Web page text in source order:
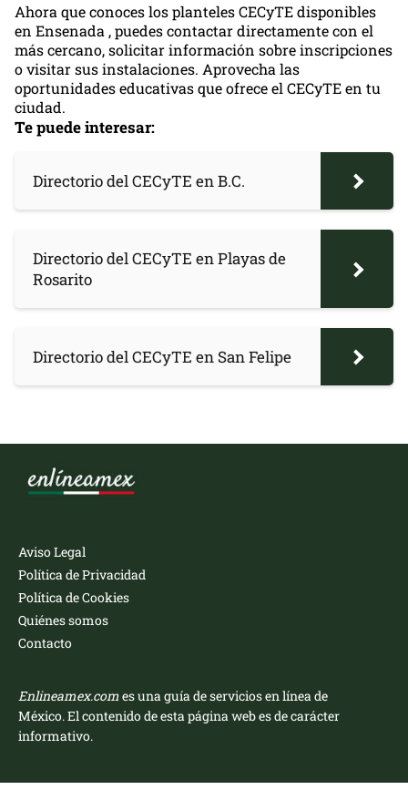
Ahora que conoces los planteles CECyTE disponibles
en Ensenada , puedes contactar directamente con el
más cercano, solicitar información sobre inscripciones
o visitar sus instalaciones. Aprovecha las
oportunidades educativas que ofrece el CECyTE en tu
ciudad.
Te puede interesar:
Directorio del CECyTE en B.C.
Directorio del CECyTE en Playas de
Rosarito
Directorio del CECyTE en San Felipe
Aviso Legal
Política de Privacidad
Política de Cookies
Quiénes somos
Contacto
Enlineamex.comes una guía de servicios en línea de
México. El contenido de esta página web es de carácter
informativo.